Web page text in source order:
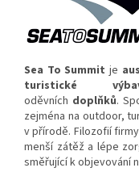
Sea To Summit je
turistické
oděvních doplňků.
zejména na outdoor,
v přírodě. Filozofií
menší zátěž a lépe
směřující k objevování